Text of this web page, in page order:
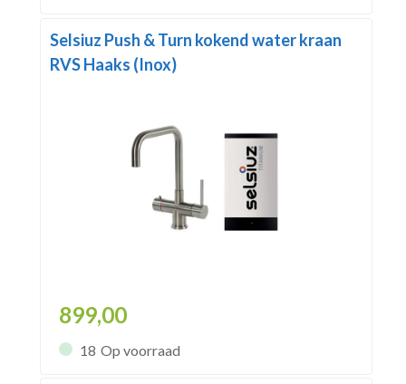
Selsiuz Push & Turn kokend water kraan
RVS Haaks (Inox)
899,00
18 Op voorraad